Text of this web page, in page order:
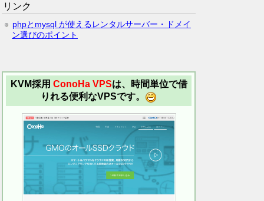
リンク
phpとmysql が使えるレンタルサーバー・ドメイ
ン選びのポイント
KVM採用 ConoHa VPSは、時間単位で借
りれる便利なVPSです。